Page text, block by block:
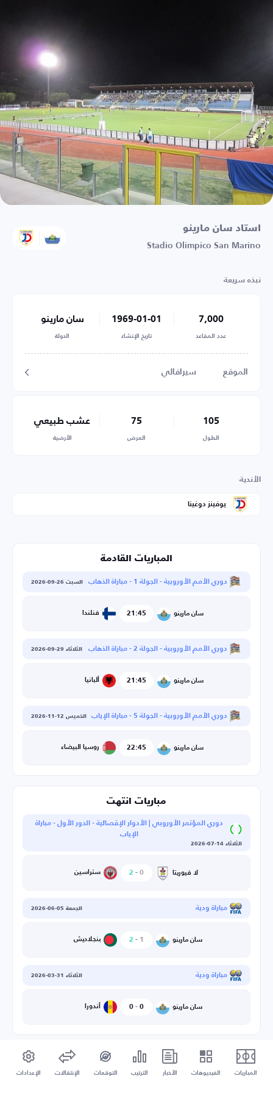
استاد سان مارينو
Stadio Olimpico San Marino
نبذه سريعة
7,000
عدد المقاعد
1969-01-01
تاريخ الإنشاء
سان مارينو
الدولة
الموقع سيرافالي
105
الطول
75
العرض
عشب طبيعي
الأرضية
الأندية
يوفينز دوغينا
المباريات القادمة
دوري الأمم الأوروبية - الجولة 1 - مباراة الذهاب السبت 26-09-2026
سان مارينو 21:45 فنلندا
دوري الأمم الأوروبية - الجولة 2 - مباراة الذهاب الثلاثاء 29-09-2026
سان مارينو 21:45 ألبانيا
دوري الأمم الأوروبية - الجولة 5 - مباراة الإياب الخميس 12-11-2026
سان مارينو 22:45 روسيا البيضاء
مباريات انتهت
دوري المؤتمر الأوروبي | الأدوار الإقصائية - الدور الأول - مباراة
الإياب
الثلاثاء 14-07-2026
لا فيوريتا 0
-
2 ستراسين
مباراة ودية الجمعة 05-06-2026
سان مارينو 1
-
2 بنجلاديش
مباراة ودية الثلاثاء 31-03-2026
سان مارينو 0
-
0 أندورا
المباريات الفيديوهات الأخبار الترتيب التوقعات الإنتقالات الإعدادات